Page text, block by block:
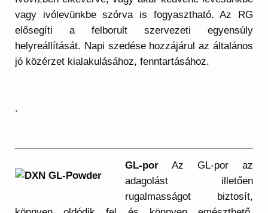
vagy ivólevünkbe szórva is fogyasztható. Az RG
elősegíti a felborult szervezeti egyensúly
helyreállítását. Napi szedése hozzájárul az általános
jó közérzet kialakulásához, fenntartásához.
.
GL-porAz GL-por az
adagolást illetően
rugalmasságot biztosít,